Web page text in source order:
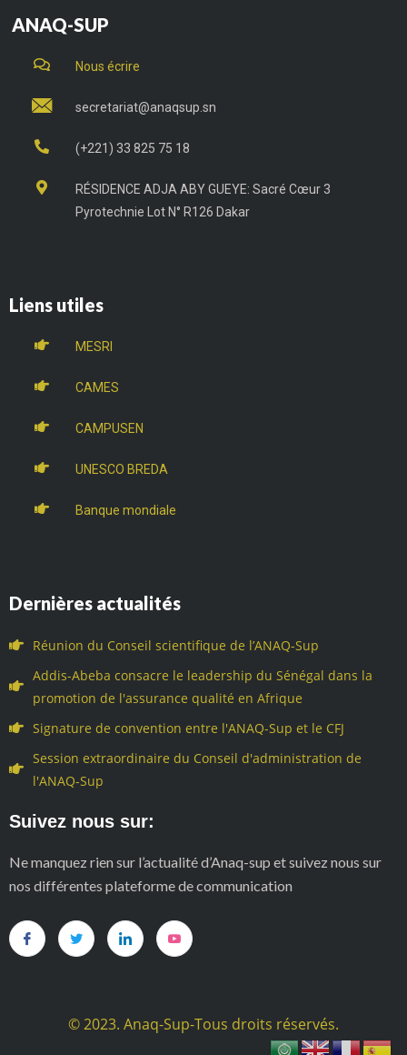
ANAQ-SUP
Nous écrire
secretariat@anaqsup.sn
(+221) 33 825 75 18
RÉSIDENCE ADJA ABY GUEYE: Sacré Cœur 3
Pyrotechnie Lot N° R126 Dakar
Liens utiles
MESRI
CAMES
CAMPUSEN
UNESCO BREDA
Banque mondiale
Dernières actualités
Réunion du Conseil scientifique de l’ANAQ-Sup
Addis-Abeba consacre le leadership du Sénégal dans la
promotion de l'assurance qualité en Afrique
Signature de convention entre l'ANAQ-Sup et le CFJ
Session extraordinaire du Conseil d'administration de
l'ANAQ-Sup
Suivez nous sur:
Ne manquez rien sur l’actualité d’Anaq-sup et suivez nous sur
nos différentes plateforme de communication
© 2023. Anaq-Sup-Tous droits réservés.